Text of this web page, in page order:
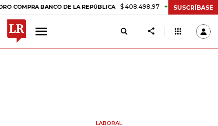
BANCO DE LA REPÚBLICA $ 408.498,97 +$ 8.753,81 +2,19%
SUSCRÍBASE
LABORAL